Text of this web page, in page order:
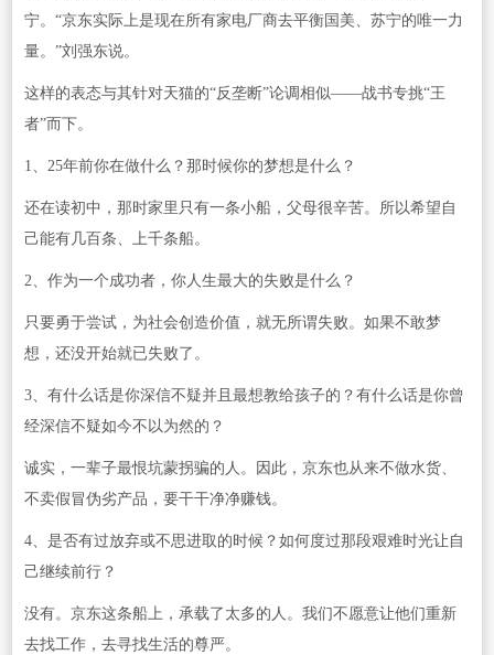
宁。“京东实际上是现在所有家电厂商去平衡国美、苏宁的唯一力
量。”刘强东说。
这样的表态与其针对天猫的“反垄断”论调相似——战书专挑“王
者”而下。
1、25年前你在做什么？那时候你的梦想是什么？
还在读初中，那时家里只有一条小船，父母很辛苦。所以希望自
己能有几百条、上千条船。
2、作为一个成功者，你人生最大的失败是什么？
只要勇于尝试，为社会创造价值，就无所谓失败。如果不敢梦
想，还没开始就已失败了。
3、有什么话是你深信不疑并且最想教给孩子的？有什么话是你曾
经深信不疑如今不以为然的？
诚实，一辈子最恨坑蒙拐骗的人。因此，京东也从来不做水货、
不卖假冒伪劣产品，要干干净净赚钱。
4、是否有过放弃或不思进取的时候？如何度过那段艰难时光让自
己继续前行？
没有。京东这条船上，承载了太多的人。我们不愿意让他们重新
去找工作，去寻找生活的尊严。